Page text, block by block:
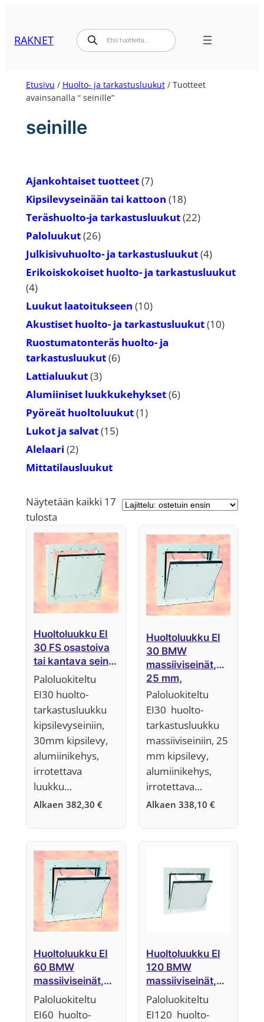
RAKNET Products
search
Etusivu / Huolto- ja tarkastusluukut/ Tuotteet
avainsanalla “ seinille”
seinille
Ajankohtaiset tuotteet 77
tuotetta
Kipsilevyseinään tai kattoon 1818
tuotetta
Teräshuolto-ja tarkastusluukut 2222
Paloluukut 2626
tuotetta
Julkisivuhuolto- ja tarkastusluukut 44
tuotetta
Erikoiskokoiset huolto- ja tarkastusluukut
44
tuotetta
Luukut laatoitukseen 1010
tuotetta
Akustiset huolto- ja tarkastusluukut 1010
Ruostumatonteräs huolto- ja
tarkastusluukut 66
Lattialuukut 33
tuotetta
Alumiiniset luukkukehykset 66
Pyöreät huoltoluukut 11
Lukot ja salvat 1515
Alelaari 22
tuotetta
Mittatilausluukut
Näytetään kaikki 17
tulostaSuosituimmat
ensin
Huoltoluukku EI
30 FS osastoiva
tai kantava seinä,
25 mm,
Järjestelmä F5.
VARASTOLLAMM
E 1 KPL 600*600
mm LUUKKU
ALEHINTAAN!!
Paloluokiteltu
EI30 huolto-
tarkastusluukku
kipsilevyseiniin,
30mm kipsilevy,
alumiinikehys,
irrotettava
luukku…
Alkaen 382,30 €
Huoltoluukku EI
30 BMW
massiiviseinät,
25 mm,
Järjestelmä F5
Paloluokiteltu
EI30 huolto-
tarkastusluukku
massiiviseiniin, 25
mm kipsilevy,
alumiinikehys,
irrotettava…
Alkaen 338,10 €
Huoltoluukku EI
60 BMW
massiiviseinät,
30 mm,
Järjestelmä F5
Paloluokiteltu
EI60 huolto-
Huoltoluukku EI
120 BMW
massiiviseinät,
40 mm,
Järjestelmä F5
Paloluokiteltu
EI120 huolto-